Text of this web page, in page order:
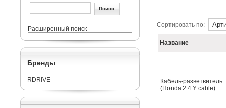
Расширенный поиск
Бренды
RDRIVE
Сортировать по:
Название
Кабель-разветвитель
(Honda 2.4 Y cable)